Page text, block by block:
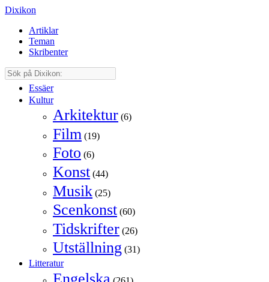
Dixikon
Artiklar
Teman
Skribenter
Essäer
Kultur
Arkitektur (6)
Film (19)
Foto (6)
Konst (44)
Musik (25)
Scenkonst (60)
Tidskrifter (26)
Utställning (31)
Litteratur
Engelska